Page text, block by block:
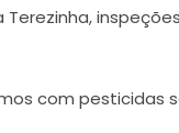
com pesticidas